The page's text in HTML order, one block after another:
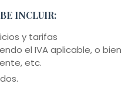
INCLUIR:
y tarifas
el IVA aplicable, o bien
etc.